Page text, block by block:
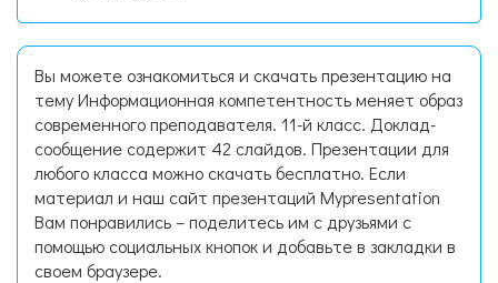
Вы можете ознакомиться и скачать презентацию на
тему Информационная компетентность меняет образ
современного преподавателя. 11-й класс. Доклад-
сообщение содержит 42 слайдов. Презентации для
любого класса можно скачать бесплатно. Если
материал и наш сайт презентаций Mypresentation
Вам понравились – поделитесь им с друзьями с
помощью социальных кнопок и добавьте в закладки в
своем браузере.